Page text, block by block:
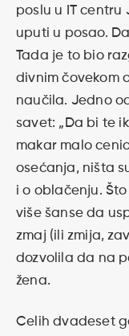
poslu u IT centru
uputi u posao.
Tada je to bio
divnim čovekom
naučila. Jedno
savet: „Da bi te
makar malo
osećanja, ništa
i o oblačenju.
više šanse da
zmaj (ili zmija,
dozvolila da na
žena.
Celih dvadeset